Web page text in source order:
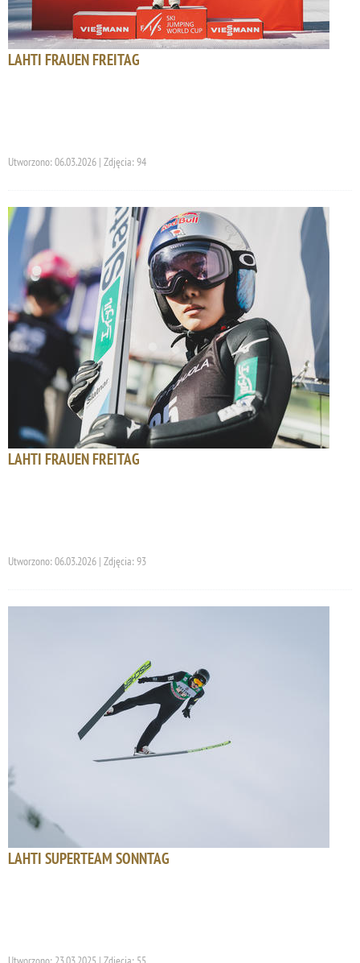
LAHTI FRAUEN FREITAG
Utworzono: 06.03.2026 | Zdjęcia: 94
LAHTI FRAUEN FREITAG
Utworzono: 06.03.2026 | Zdjęcia: 93
LAHTI SUPERTEAM SONNTAG
Utworzono: 23.03.2025 | Zdjęcia: 55